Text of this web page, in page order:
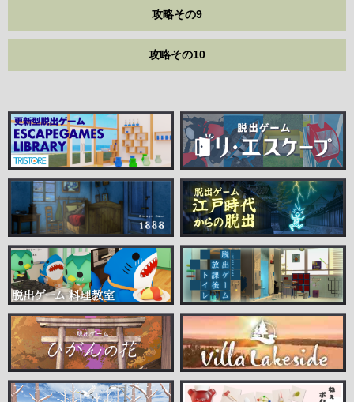
攻略その9
攻略その10